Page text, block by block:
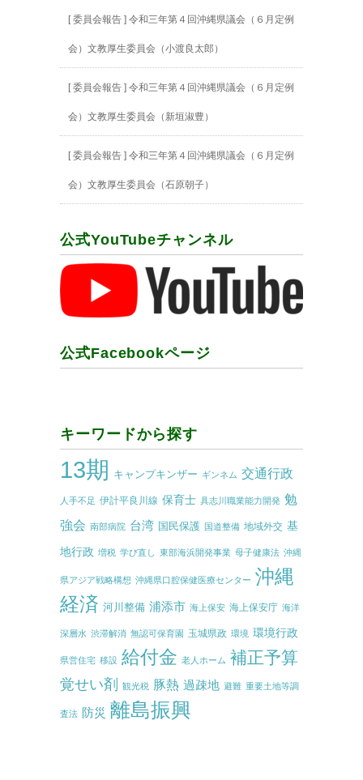
[ 委員会報告 ] 令和三年第４回沖縄県議会（６月定例
会）文教厚生委員会（小渡良太郎）
[ 委員会報告 ] 令和三年第４回沖縄県議会（６月定例
会）文教厚生委員会（新垣淑豊）
[ 委員会報告 ] 令和三年第４回沖縄県議会（６月定例
会）文教厚生委員会（石原朝子）
公式YouTubeチャンネル
公式Facebookページ
キーワードから探す
13期 キャンプキンザー ギンネム 交通行政
人手不足 伊計平良川線 保育士 具志川職業能力開発 勉
強会 南部病院 台湾 国民保護 国道整備 地域外交 基
地行政 増税 学び直し 東部海浜開発事業 母子健康法 沖縄
県アジア戦略構想 沖縄県口腔保健医療センター 沖縄
経済 河川整備 浦添市 海上保安 海上保安庁 海洋
深層水 渋滞解消 無認可保育園 玉城県政 環境 環境行政
県営住宅 移設 給付金 老人ホーム 補正予算
覚せい剤 観光税 豚熱 過疎地 避難 重要土地等調
査法 防災 離島振興